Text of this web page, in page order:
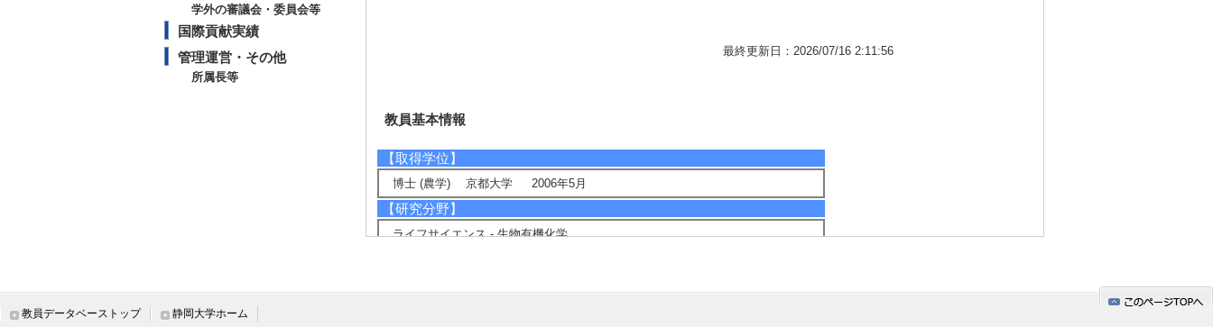
学外の審議会・委員会等
国際貢献実績
管理運営・その他
所属長等
最終更新日：2026/07/16 2:11:56
教員基本情報
【取得学位】
博士 (農学) 京都大学 2006年5月
【研究分野】
ライフサイエンス - 生物有機化学
【相談に応じられる教育・研究・社会連携分野】
教員データベーストップ 静岡大学ホーム